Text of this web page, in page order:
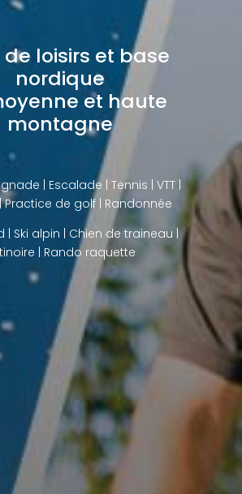
de loisirs et base
nordique
et haute
montagne
| Escalade | Tennis | VTT |
Practice de golf| Randonnée
| Ski alpin | Chien de traineau |
| Rando raquette